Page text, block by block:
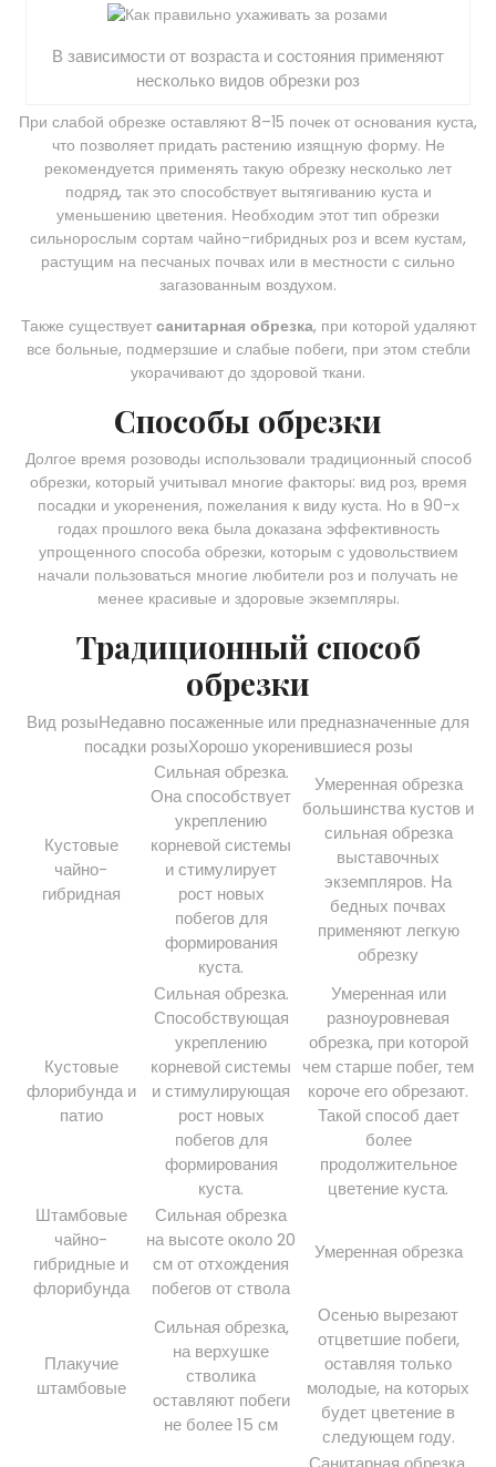
В зависимости от возраста и состояния применяют
несколько видов обрезки роз
При слабой обрезке оставляют 8–15 почек от основания куста,
что позволяет придать растению изящную форму. Не
рекомендуется применять такую обрезку несколько лет
подряд, так это способствует вытягиванию куста и
уменьшению цветения. Необходим этот тип обрезки
сильнорослым сортам чайно-гибридных роз и всем кустам,
растущим на песчаных почвах или в местности с сильно
загазованным воздухом.
Также существует санитарная обрезка, при которой удаляют
все больные, подмерзшие и слабые побеги, при этом стебли
укорачивают до здоровой ткани.
Способы обрезки
Долгое время розоводы использовали традиционный способ
обрезки, который учитывал многие факторы: вид роз, время
посадки и укоренения, пожелания к виду куста. Но в 90-х
годах прошлого века была доказана эффективность
упрощенного способа обрезки, которым с удовольствием
начали пользоваться многие любители роз и получать не
менее красивые и здоровые экземпляры.
Традиционный способ
обрезки
Вид розыНедавно посаженные или предназначенные для
посадки розыХорошо укоренившиеся розы
Кустовые
чайно-
гибридная
Сильная обрезка.
Она способствует
укреплению
корневой системы
и стимулирует
рост новых
побегов для
формирования
куста.
Умеренная обрезка
большинства кустов и
сильная обрезка
выставочных
экземпляров. На
бедных почвах
применяют легкую
обрезку
Кустовые
флорибунда и
патио
Сильная обрезка.
Способствующая
укреплению
корневой системы
и стимулирующая
рост новых
побегов для
формирования
куста.
Умеренная или
разноуровневая
обрезка, при которой
чем старше побег, тем
короче его обрезают.
Такой способ дает
более
продолжительное
цветение куста.
Штамбовые
чайно-
гибридные и
флорибунда
Сильная обрезка
на высоте около 20
см от отхождения
побегов от ствола
Умеренная обрезка
Плакучие
штамбовые
Сильная обрезка,
на верхушке
стволика
оставляют побеги
не более 15 см
Осенью вырезают
отцветшие побеги,
оставляя только
молодые, на которых
будет цветение в
следующем году.